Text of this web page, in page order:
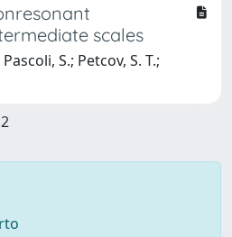
scales
S.; Petcov, S. T.;